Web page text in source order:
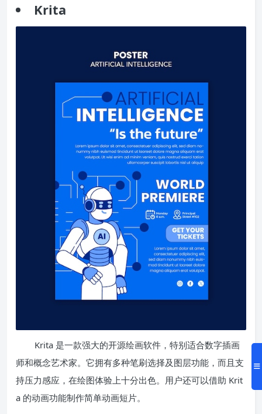
Krita
Krita 是一款强大的开源绘画软件，特别适合数字插画
师和概念艺术家。它拥有多种笔刷选择及图层功能，而且支
持压力感应，在绘图体验上十分出色。用户还可以借助 Krit
a 的动画功能制作简单动画短片。